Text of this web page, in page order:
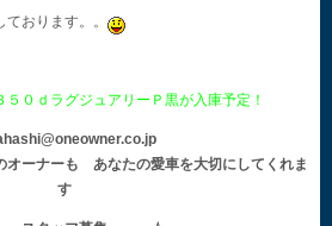
おります。。
０ｄラグジュアリーＰ黒が入庫予定！
ナーも あなたの愛車を大切にしてくれま
す